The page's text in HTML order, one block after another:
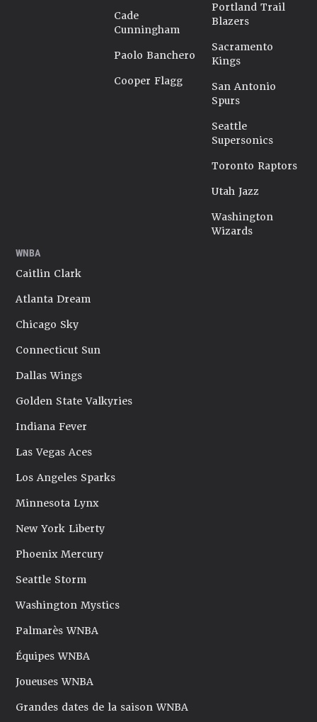
Cade
Cunningham
Paolo Banchero
Cooper Flagg
Portland Trail
Blazers
Sacramento
Kings
San Antonio
Spurs
Seattle
Supersonics
Toronto Raptors
Utah Jazz
Washington
Wizards
WNBA
Caitlin Clark
Atlanta Dream
Chicago Sky
Connecticut Sun
Dallas Wings
Golden State Valkyries
Indiana Fever
Las Vegas Aces
Los Angeles Sparks
Minnesota Lynx
New York Liberty
Phoenix Mercury
Seattle Storm
Washington Mystics
Palmarès WNBA
Équipes WNBA
Joueuses WNBA
Grandes dates de la saison WNBA